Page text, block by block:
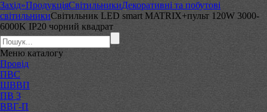
Захід»ПродукціяСвітильникиДекоративні та побутові
світильникиСвітильник LED smart MATRIX+пульт 120W 3000-
6000K IP20 чорний квадрат
Менюкаталогу
Провід
ПВС
ШВВП
ПВ 3
ВВГ-П